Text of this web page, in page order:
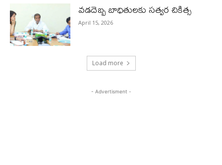
వడదెబ్బ బాధితులకు సత్వర చికిత్స
April 15, 2026
Load more
- Advertisment -